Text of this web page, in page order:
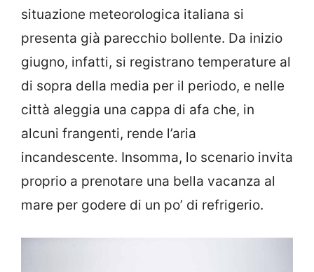
situazione meteorologica italiana si
presenta già parecchio bollente. Da inizio
giugno, infatti, si registrano temperature al
di sopra della media per il periodo, e nelle
città aleggia una cappa di afa che, in
alcuni frangenti, rende l’aria
incandescente. Insomma, lo scenario invita
proprio a prenotare una bella vacanza al
mare per godere di un po’ di refrigerio.